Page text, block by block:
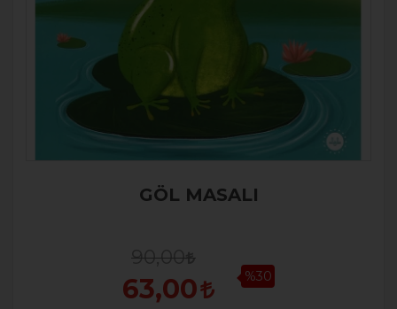
GÖL MASALI
90,00
63,00 %30